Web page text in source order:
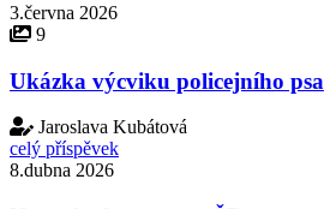
3.června 2026
9
Ukázka výcviku policejního psa
Jaroslava Kubátová
celý příspěvek
8.dubna 2026